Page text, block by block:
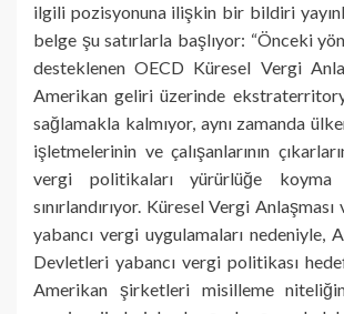
ilgili pozisyonuna ilişkin bir bildiri
belge şu satırlarla başlıyor: “Önceki
desteklenen OECD Küresel Vergi
Amerikan geliri üzerinde
sağlamakla kalmıyor, aynı zamanda
işletmelerinin ve çalışanlarının
vergi politikaları yürürlüğe koyma
sınırlandırıyor. Küresel Vergi Anlaşması
yabancı vergi uygulamaları nedeniyle,
Devletleri yabancı vergi politikası
Amerikan şirketleri misilleme